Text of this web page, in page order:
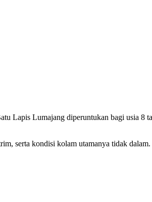
Lapis Lumajang diperuntukan bagi usia 8
serta kondisi kolam utamanya tidak dalam.